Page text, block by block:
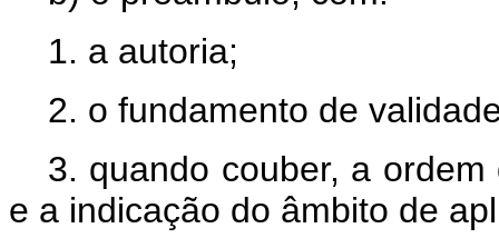
1. a autoria;
2. o fundamento de
3. quando couber, a
e a indicação do âmbito de